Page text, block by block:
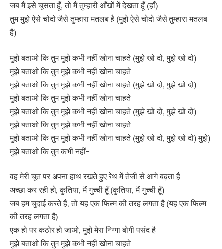
जब मैं इसे चूसता हूँ, तो मैं तुम्हारी आँखों में देखता हूँ (हाँ)
तुम मुझे ऐसे चोदो जैसे तुम्हारा मतलब है (मुझे ऐसे चोदो जैसे तुम्हारा मतलब
है)
मुझे बताओ कि तुम मुझे कभी नहीं खोना चाहते (मुझे खो दो, मुझे खो दो)
मुझे बताओ कि तुम मुझे कभी नहीं खोना चाहते
मुझे बताओ कि तुम मुझे कभी नहीं खोना चाहते (मुझे खो दो, मुझे खो दो)
मुझे बताओ कि तुम मुझे कभी नहीं खोना चाहते
मुझे बताओ कि तुम मुझे कभी नहीं खोना चाहते (मुझे खो दो, मुझे खो दो)
मुझे बताओ कि तुम मुझे कभी नहीं खोना चाहते
मुझे बताओ कि तुम मुझे कभी नहीं खोना चाहते (मुझे खो दो, मुझे खो दो) मुझे)
मुझे बताओ कि तुम कभी नहीं-
वह मेरी चूत पर अपना हाथ रखते हुए रेथ में तेजी से आगे बढ़ता है
अच्छा कर रही हो, कुतिया, मैं गुच्ची हूँ (कुतिया, मैं गुच्ची हूँ)
जब हम चुदाई करते हैं, तो यह एक फिल्म की तरह लगता है (यह एक फिल्म
की तरह लगता है)
एक हो पर कठोर हो जाओ, मुझे मेरा निग्गा बोगी पसंद है
मुझे बताओ कि तुम मुझे कभी नहीं खोना चाहते